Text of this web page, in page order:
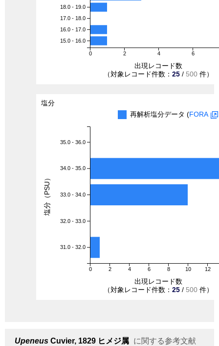
0 2 4 6
18.0 - 19.0
17.0 - 18.0
16.0 - 17.0
15.0 - 16.0
出現レコード数
（対象レコード件数： 25 / 500 件）
塩分
再解析塩分データ (FORA
0 2 4 6 8 10 12
35.0 - 36.0
34.0 - 35.0
33.0 - 34.0
32.0 - 33.0
31.0 - 32.0
出現レコード数
（対象レコード件数： 25 / 500 件）
塩分（PSU）
Upeneus Cuvier, 1829 ヒメジ属 に関する参考文献